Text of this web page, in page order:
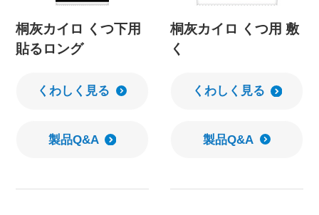
桐灰カイロ くつ下用
貼るロング
くわしく見る
製品Q&A
桐灰カイロ くつ用 敷
く
くわしく見る
製品Q&A